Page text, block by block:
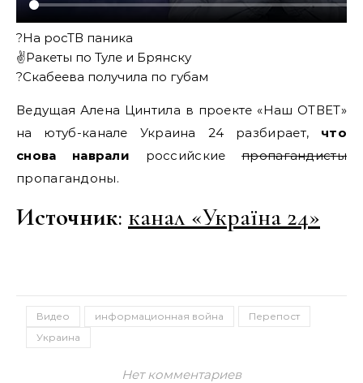
?На росТВ паника
✌️Ракеты по Туле и Брянску
?Скабеева получила по губам
Ведущая Алена Цинтила в проекте «Наш ОТВЕТ»
на ютуб-канале Украина 24 разбирает, что
снова наврали российскиепропагандисты
пропагандоны.
Источник: канал «Україна 24»
Видео информационная война
Перепост
Украина
Нет комментариев